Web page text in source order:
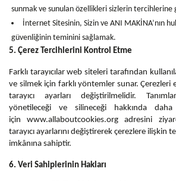
sunmak ve sunulan özellikleri sizlerin tercihlerine
İnternet Sitesinin, Sizin ve ANI MAKİNA’nın
güvenliğinin teminini sağlamak.
5. Çerez Tercihlerini Kontrol Etme
Farklı tarayıcılar web siteleri tarafından
ve silmek için farklı yöntemler sunar. Çerezleri
tarayıcı ayarları değiştirilmelidir.
yönetileceği ve silineceği hakkında
içinwww.allaboutcookies.org adresini
tarayıcı ayarlarını değiştirerek çerezlere ilişkin
imkânına sahiptir.
6. Veri Sahiplerinin Hakları